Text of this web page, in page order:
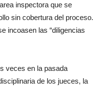
inspectora que se
sin cobertura del proceso.
incoasen las “diligencias
veces en la pasada
de los jueces, la